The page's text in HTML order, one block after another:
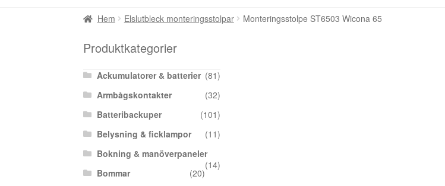
Hem Elslutbleck monteringsstolpar Monteringsstolpe ST6503 Wicona 65
Produktkategorier
Ackumulatorer & batterier (81)
Armbågskontakter
(32)
Batteribackuper
(101)
Belysning & ficklampor
(11)
Bokning & manöverpaneler
(14)
Bommar
(20)